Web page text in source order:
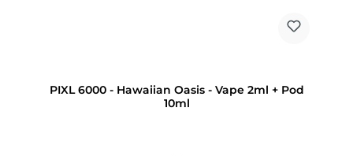
PIXL 6000 - Hawaiian Oasis - Vape 2ml + Pod
10ml